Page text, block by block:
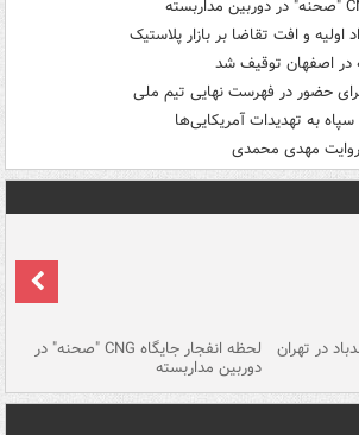
اولیه و افت تقاضا بر بازار پلاستیک
به تهدیدات آمریکایی‌ها
مهدی محمدی
در تهران لحظه انفجار جایگاه CNG "صحنه" در
دوربین مداربسته